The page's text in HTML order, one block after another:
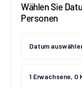
Wählen Sie
Personen
Datum
1 Erwachsene, 0